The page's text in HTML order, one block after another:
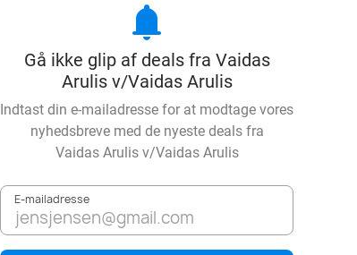
notifications
Gå ikke glip af deals fra Vaidas
Arulis v/Vaidas Arulis
Indtast din e-mailadresse for at modtage vores
nyhedsbreve med de nyeste deals fra
Vaidas Arulis v/Vaidas Arulis
E-mailadresse